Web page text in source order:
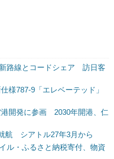
路線とコードシェア 訪日客
様787-9「エレベーテッド」
開発に参画 2030年開港、仁
航 シアトル27年3月から
・ふるさと納税寄付、物資